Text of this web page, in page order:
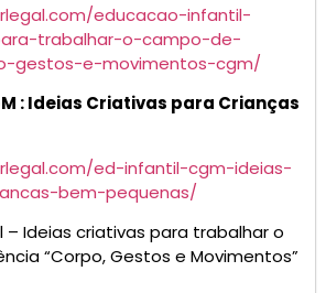
educacao-infantil-
trabalhar-o-campo-de-
gestos-e-movimentos-cgm/
: Ideias Criativas para Crianças
ed-infantil-cgm-ideias-
bem-pequenas/
– Ideias criativas para trabalhar o
“Corpo, Gestos e Movimentos”